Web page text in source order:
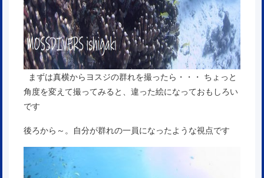
まずは真横からヨスジの群れを撮ったら・・・ ちょっと
角度を変えて撮ってみると、違った絵になっておもしろい
です
後ろから～。自分が群れの一員になったような視点です